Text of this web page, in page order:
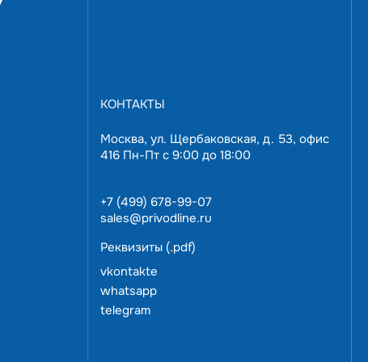
Звоните:
+7 (499) 678-99-07
или закажите консультацию
КОНТАКТЫ
Москва, ул. Щербаковская, д. 53, офис
416 Пн-Пт с 9:00 до 18:00
+7 (499) 678-99-07
sales@privodline.ru
Реквизиты (.pdf)
vkontakte
whatsapp
telegram